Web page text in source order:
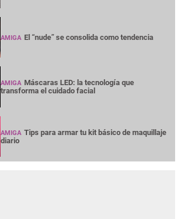
AMIGA El “nude” se consolida como tendencia
AMIGA Máscaras LED: la tecnología que
transforma el cuidado facial
AMIGA Tips para armar tu kit básico de maquillaje
diario